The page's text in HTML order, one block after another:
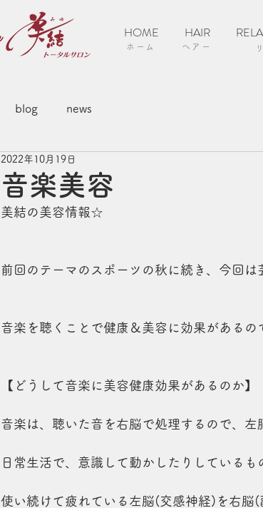
HOME HAIR
ホーム ヘアー
blog news
音楽美容
2022年10月19日
美結の美容情報☆
前回のテーマのスポーツの秋に続き、今回は
音楽を聴くことで健康＆美容に効果がある
【どうして音楽に美容健康効果があるのか】
音楽は、聴いた音を右脳で処理するので、左
日常生活で、意識して動かしたりしている
使い続けて疲れている左脳(交感神経)を右脳